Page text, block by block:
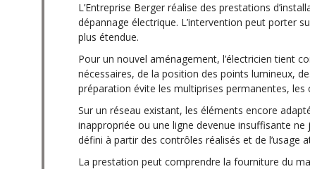
L’Entreprise Berger réalise des prestations
dépannage électrique. L’intervention peut porter
plus étendue.
Pour un nouvel aménagement, l’électricien tient
nécessaires, de la position des points lumineux,
préparation évite les multiprises permanentes,
Sur un réseau existant, les éléments encore
inappropriée ou une ligne devenue insuffisante
défini à partir des contrôles réalisés et de l’usage
La prestation peut comprendre la fourniture du